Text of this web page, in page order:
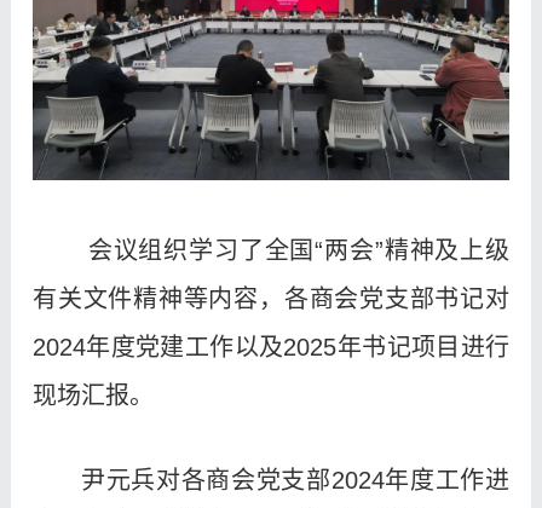
会议组织学习了全国“两会”精神及上级
有关文件精神等内容，各商会党支部书记对
2024年度党建工作以及2025年书记项目进行
现场汇报。
尹元兵对各商会党支部2024年度工作进